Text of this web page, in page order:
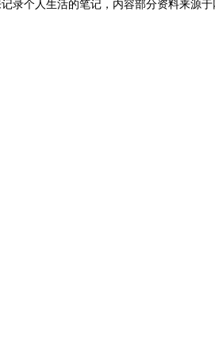
录个人生活的笔记，内容部分资料来源